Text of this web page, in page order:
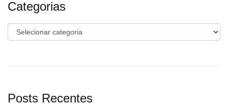
Categorias
Categorias
Posts Recentes